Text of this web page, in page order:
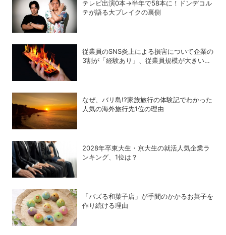
テレビ出演0本→半年で58本に！ドンデコル
テが語る大ブレイクの裏側
従業員のSNS炎上による損害について企業の
3割が「経験あり」、従業員規模が大きいほ
なぜ、バリ島!?家族旅行の体験記でわかった
人気の海外旅行先1位の理由
2028年卒東大生・京大生の就活人気企業ラ
ンキング、1位は？
「バズる和菓子店」が手間のかかるお菓子を
作り続ける理由